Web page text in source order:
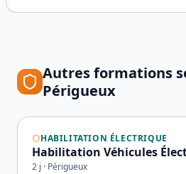
Autres formations
Périgueux
HABILITATION ÉLECTRIQUE
Habilitation Véhicules
2 j · Périgueux